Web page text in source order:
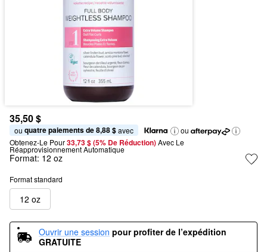
35,50 $
ou quatre paiements de 8,88 $ avec
ou
Obtenez-Le Pour33,73 $ (5% De Réduction) Avec Le
Réapprovisionnement Automatique
Format: 12 oz
Format standard
12 oz
Ouvrir une session pour profiter de l’expédition
GRATUITE